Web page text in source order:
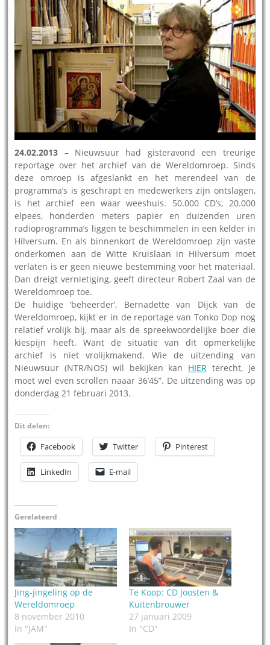
24.02.2013 – Nieuwsuur had gisteravond een treurige
reportage over het archief van de Wereldomroep. Sinds
deze omroep is afgeslankt en het merendeel van de
programma’s is geschrapt en medewerkers zijn ontslagen,
is het archief een waar weeshuis. 50.000 CD’s, 20.000
elpees, honderden meters papier en duizenden uren
radioprogramma’s liggen te beschimmelen in een kelder in
Hilversum. En als binnenkort de Wereldomroep zijn vaste
onderkomen aan de Witte Kruislaan in Hilversum moet
verlaten is er geen nieuwe bestemming voor het materiaal.
Dan dreigt vernietiging, geeft directeur Robert Zaal van de
Wereldomroep toe.
De huidige ‘beheerder’, Bernadette van Dijck van de
Wereldomroep, kijkt er in de reportage van Tonko Dop nog
relatief vrolijk bij, maar als de spreekwoordelijke boer die
kiespijn heeft. Want de situatie van dit opmerkelijke
archief is niet vrolijkmakend. Wie de uitzending van
Nieuwsuur (NTR/NOS) wil bekijken kan HIER terecht, je
moet wel even scrollen naaar 36’45”. De uitzending was op
donderdag 21 februari 2013.
Dit delen:
Facebook Twitter Pinterest
LinkedIn E-mail
Gerelateerd
Jing-jingeling op de
Wereldomroep
8 november 2010
In "JAM"
Te Koop: CD Joosten &
Kuitenbrouwer
27 januari 2009
In "CD"